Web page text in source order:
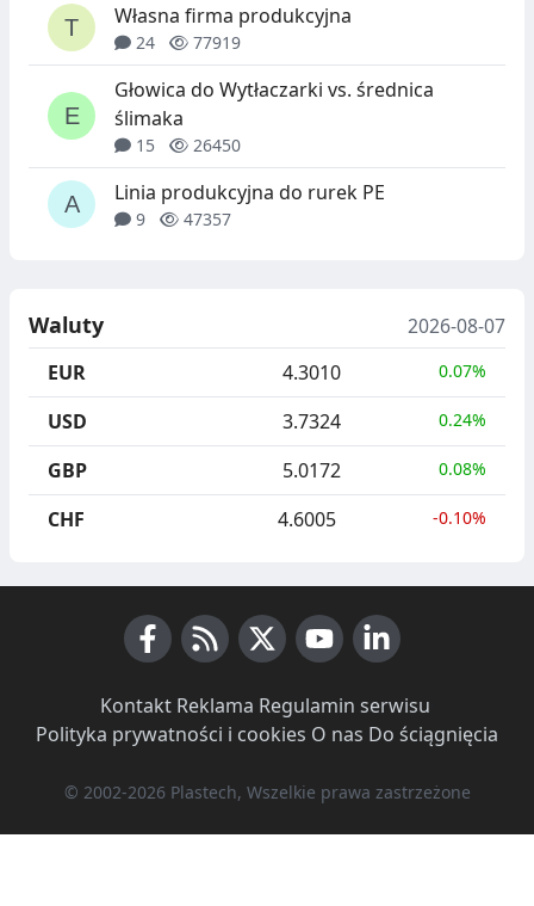
Własna firma produkcyjna
24 77919
Głowica do Wytłaczarki vs. średnica
ślimaka
15 26450
Linia produkcyjna do rurek PE
9 47357
Waluty
2026-08-07
EUR
4.3010 0.07%
USD 3.7324 0.24%
GBP 5.0172 0.08%
CHF 4.6005 -0.10%
Kontakt· Reklama Regulamin serwisu
Polityka prywatności i cookies O nas Do ściągnięcia
© 2002-2026 Plastech, Wszelkie prawa zastrzeżone